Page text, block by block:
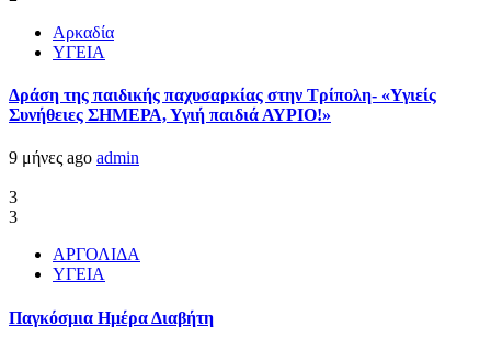
Αρκαδία
ΥΓΕΙΑ
Δράση της παιδικής παχυσαρκίας στην Τρίπολη- «Υγιείς
Συνήθειες ΣΗΜΕΡΑ, Υγιή παιδιά ΑΥΡΙΟ!»
9 μήνες ago admin
3
3
ΑΡΓΟΛΙΔΑ
ΥΓΕΙΑ
Παγκόσμια Ημέρα Διαβήτη